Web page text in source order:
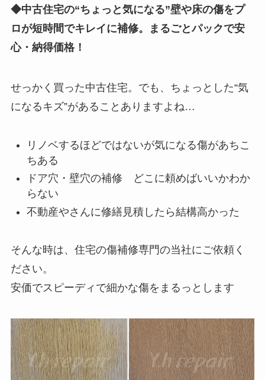
◆中古住宅の“ちょっと気になる”壁や床の傷をプ
ロが短時間でキレイに補修。まるごとパックで安
心・納得価格！
せっかく買った中古住宅。でも、ちょっとした“気
になるキズ”があることありますよね…
リノベするほどではないが気になる傷があちこ
ちある
ドア穴・壁穴の補修 どこに頼めばいいかわか
らない
不動産やさんに修繕見積したら結構高かった
そんな時は、住宅の傷補修専門の当社にご依頼く
ださい。
安価でスピーディで細かな傷をまるっとします